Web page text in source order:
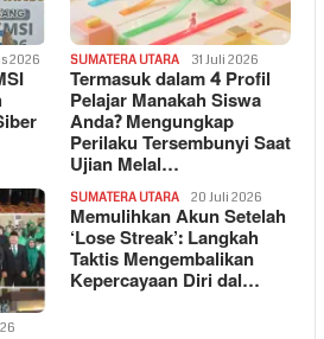
2026 SUMATERA UTARA 31 Juli 2026
Termasuk dalam 4 Profil
Pelajar Manakah Siswa
Anda? Mengungkap
Perilaku Tersembunyi Saat
Ujian Melal…
SUMATERA UTARA 20 Juli 2026
Memulihkan Akun Setelah
‘Lose Streak’: Langkah
Taktis Mengembalikan
Kepercayaan Diri dal…